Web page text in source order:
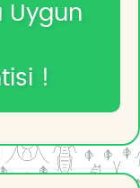
Uygun
!